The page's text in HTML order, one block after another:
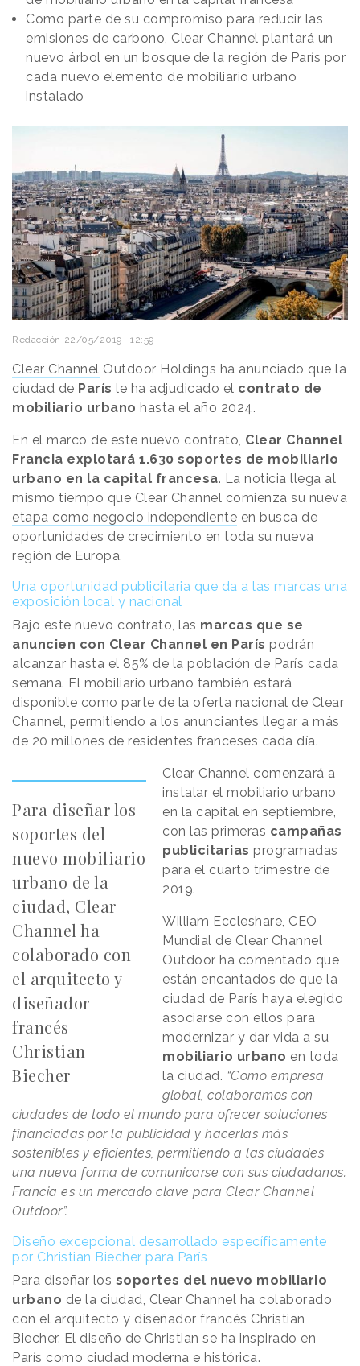
Como parte de su compromiso para reducir las
emisiones de carbono, Clear Channel plantará un
nuevo árbol en un bosque de la región de París por
cada nuevo elemento de mobiliario urbano
instalado
Redacción 22/05/2019 · 12:59
Clear Channel Outdoor Holdings ha anunciado que la
ciudad de París le ha adjudicado el contrato de
mobiliario urbano hasta el año 2024.
En el marco de este nuevo contrato, Clear Channel
Francia explotará 1.630 soportes de mobiliario
urbano en la capital francesa. La noticia llega al
mismo tiempo que Clear Channel comienza su nueva
etapa como negocio independiente en busca de
oportunidades de crecimiento en toda su nueva
región de Europa.
Una oportunidad publicitaria que da a las marcas una
exposición local y nacional
Bajo este nuevo contrato, las marcas que se
anuncien con Clear Channel en París podrán
alcanzar hasta el 85% de la población de París cada
semana. El mobiliario urbano también estará
disponible como parte de la oferta nacional de Clear
Channel, permitiendo a los anunciantes llegar a más
de 20 millones de residentes franceses cada día.
Para diseñar los
soportes del
nuevo mobiliario
urbano de la
ciudad, Clear
Channel ha
colaborado con
el arquitecto y
diseñador
francés
Christian
Biecher
Clear Channel comenzará a
instalar el mobiliario urbano
en la capital en septiembre,
con las primeras campañas
publicitarias programadas
para el cuarto trimestre de
2019.
William Eccleshare, CEO
Mundial de Clear Channel
Outdoor ha comentado que
están encantados de que la
ciudad de París haya elegido
asociarse con ellos para
modernizar y dar vida a su
mobiliario urbano en toda
la ciudad. “Como empresa
global, colaboramos con
ciudades de todo el mundo para ofrecer soluciones
financiadas por la publicidad y hacerlas más
sostenibles y eficientes, permitiendo a las ciudades
una nueva forma de comunicarse con sus ciudadanos.
Francia es un mercado clave para Clear Channel
Outdoor”.
Diseño excepcional desarrollado específicamente
por Christian Biecher para París
Para diseñar los soportes del nuevo mobiliario
urbano de la ciudad, Clear Channel ha colaborado
con el arquitecto y diseñador francés Christian
Biecher. El diseño de Christian se ha inspirado en
París como ciudad moderna e histórica.